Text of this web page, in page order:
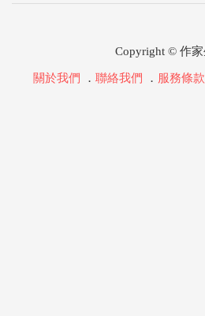
Copyright © 作
關於我們 ． 聯絡我們 ． 服務條款